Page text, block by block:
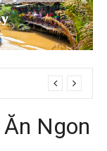
lịch
Tây
Ngon